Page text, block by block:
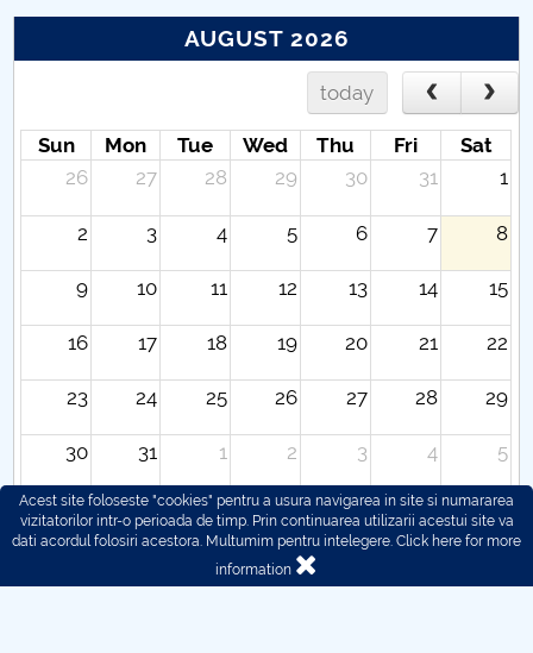
AUGUST 2026
today
Sun Mon Tue Wed Thu Fri
Sat
26
27 28 29 30 31 1
2 3 4 5 6 7 8
9 10 11 12 13 14 15
16 17 18 19 20 21 22
23 24 25 26 27 28 29
30 31 1 2 3 4 5
Acest site foloseste "cookies" pentru a usura navigarea in site si numararea
vizitatorilor intr-o perioada de timp. Prin continuarea utilizarii acestui site va
dati acordul folosiri acestora. Multumim pentru intelegere. Click here for more
information